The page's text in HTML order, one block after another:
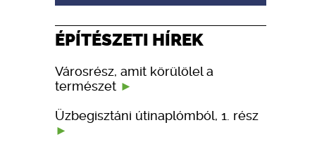
ÉPÍTÉSZETI HÍREK
Városrész, amit körülölel a
természet
Üzbegisztáni útinaplómból, 1. rész